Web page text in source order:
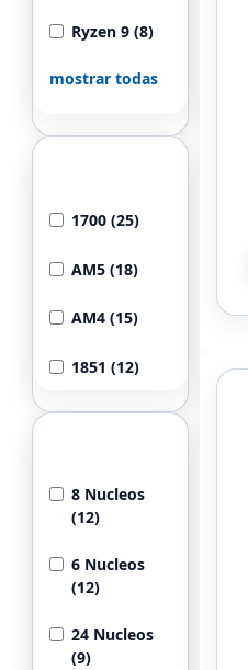
Ryzen 9 (8)
mostrar todas
1700 (25)
AM5 (18)
AM4 (15)
1851 (12)
8 Nucleos
(12)
6 Nucleos
(12)
24 Nucleos
(9)